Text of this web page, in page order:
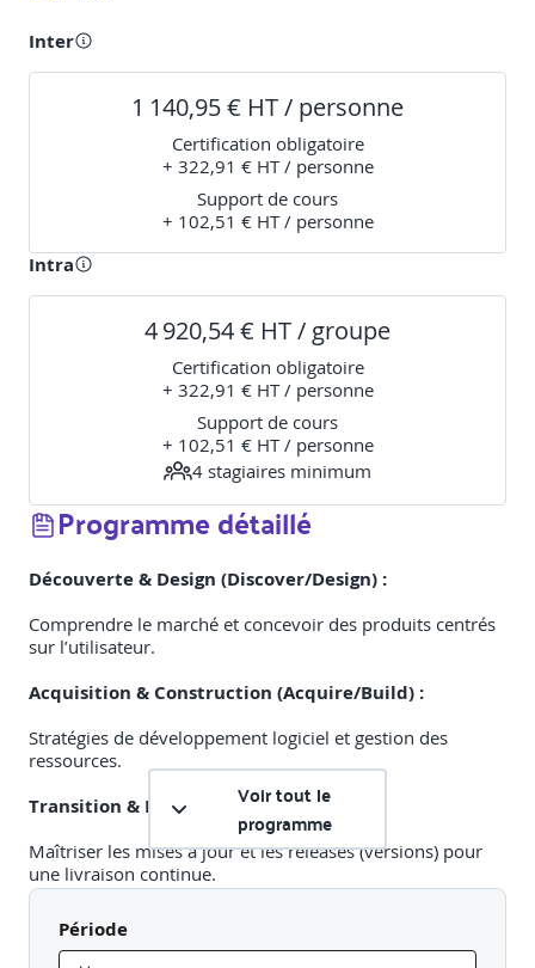
Inter
1 140,95 € HT / personne
Certification obligatoire
+ 322,91 € HT / personne
Support de cours
+ 102,51 € HT / personne
Intra
4 920,54 € HT / groupe
Certification obligatoire
+ 322,91 € HT / personne
Support de cours
+ 102,51 € HT / personne
4 stagiaires minimum
Programme détaillé
Découverte & Design (Discover/Design) :
Comprendre le marché et concevoir des produits centrés
sur l’utilisateur.
Acquisition & Construction (Acquire/Build) :
Stratégies de développement logiciel et gestion des
ressources.
Transition & Déploiement :
Maîtriser les mises à jour et les releases (versions) pour
une livraison continue.
Opérations & Livraison (Operate/Deliver) :
Voir tout le
programme
Période